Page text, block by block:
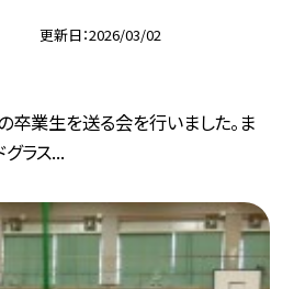
更新日 2026/03/02
業生を送る会を行いました。ま
ラス...